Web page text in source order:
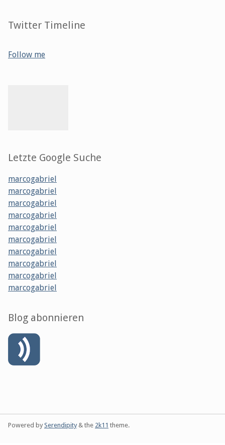
Twitter Timeline
Follow me
Letzte Google Suche
marcogabriel
marcogabriel
marcogabriel
marcogabriel
marcogabriel
marcogabriel
marcogabriel
marcogabriel
marcogabriel
marcogabriel
Blog abonnieren
Powered by Serendipity& the 2k11 theme.